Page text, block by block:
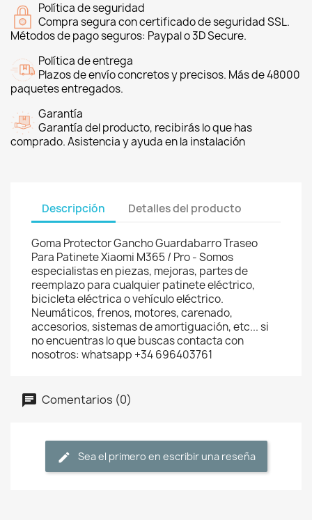
Política de seguridad
Compra segura con certificado de seguridad SSL.
Métodos de pago seguros: Paypal o 3D Secure.
Política de entrega
Plazos de envío concretos y precisos. Más de 48000
paquetes entregados.
Garantía
Garantía del producto, recibirás lo que has
comprado. Asistencia y ayuda en la instalación
Descripción Detalles del producto
Goma Protector Gancho Guardabarro Traseo
Para Patinete Xiaomi M365 / Pro - Somos
especialistas en piezas, mejoras, partes de
reemplazo para cualquier patinete eléctrico,
bicicleta eléctrica o vehículo eléctrico.
Neumáticos, frenos, motores, carenado,
accesorios, sistemas de amortiguación, etc... si
no encuentras lo que buscas contacta con
nosotros: whatsapp +34 696403761
Comentarios (0)
Sea el primero en escribir una reseña